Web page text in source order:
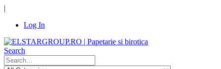
|
Log In
Search